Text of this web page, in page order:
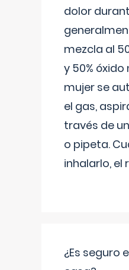
dolor
mezcla al
y 50% óxido
mujer se
el gas,
través de
o pipeta.
inhalarlo, el r
¿Es seguro